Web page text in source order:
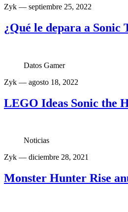
Zyk — septiembre 25, 2022
¿Qué le depara a Sonic
Datos Gamer
Zyk — agosto 18, 2022
LEGO Ideas Sonic the
Noticias
Zyk — diciembre 28, 2021
Monster Hunter Rise